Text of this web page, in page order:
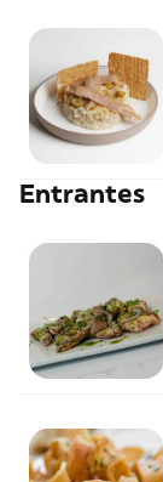
Entrantes